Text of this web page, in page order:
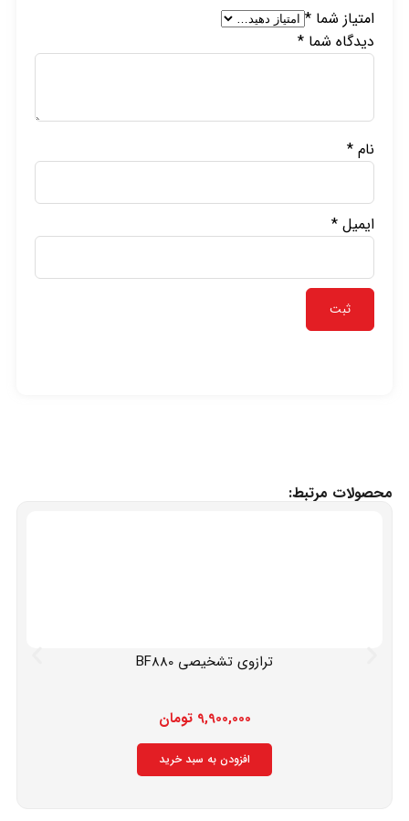
امتیاز شما *
دیدگاه شما *
نام *
ایمیل *
محصولات مرتبط:
ترازوی تشخیصی BF880
9,900,000 تومان
افزودن به سبد خرید